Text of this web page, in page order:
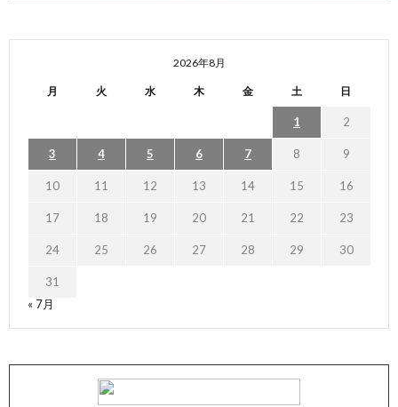
2026年8月
月 火 水 木 金 土 日
1 2
3 4 5 6 7 8 9
10 11 12 13 14 15 16
17 18 19 20 21 22 23
24 25 26 27 28 29 30
31
« 7月